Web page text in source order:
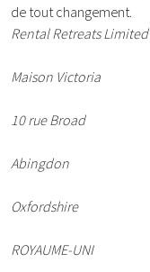
de tout changement.
Rental Retreats Limited
Maison Victoria
10 rue Broad
Abingdon
Oxfordshire
ROYAUME-UNI